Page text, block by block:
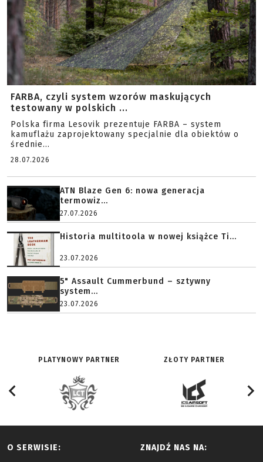
FARBA, czyli system wzorów maskujących
testowany w polskich ...
Polska firma Lesovik prezentuje FARBA – system
kamuflażu zaprojektowany specjalnie dla obiektów o
średnie...
28.07.2026
ATN Blaze Gen 6: nowa generacja
termowiz...
27.07.2026
Historia multitoola w nowej książce Ti...
23.07.2026
5" Assault Cummerbund – sztywny
system...
23.07.2026
PLATYNOWY PARTNER ZŁOTY PARTNER
O SERWISIE: ZNAJDŹ NAS NA: